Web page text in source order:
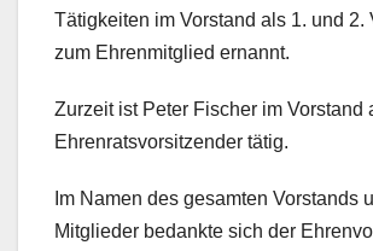
Tätigkeiten im Vorstand als 1. und 2.
zum Ehrenmitglied ernannt.
Zurzeit ist Peter Fischer im Vorstand
Ehrenratsvorsitzender tätig.
Im Namen des gesamten Vorstands
Mitglieder bedankte sich der